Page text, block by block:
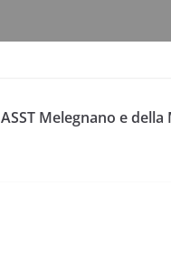
ASST Melegnano e